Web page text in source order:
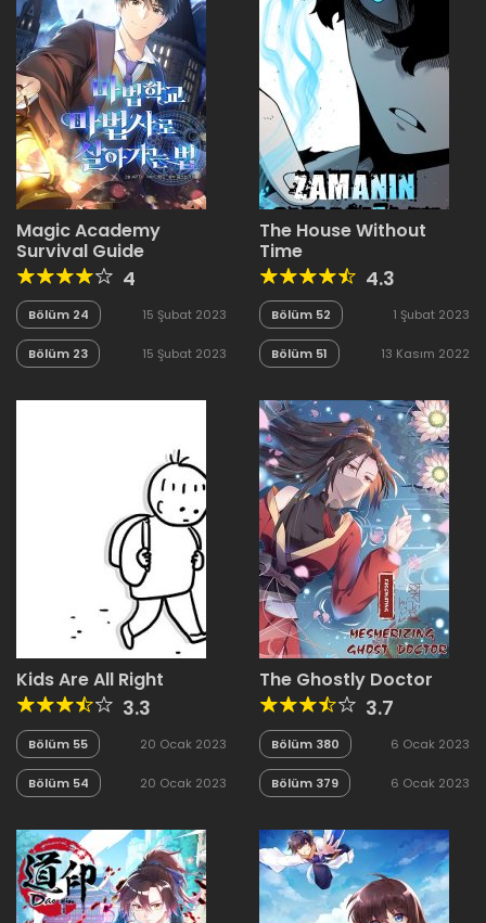
Magic Academy
Survival Guide
4
Bölüm 24 15 Şubat 2023
Bölüm 23 15 Şubat 2023
The House Without
Time
4.3
Bölüm 52 1 Şubat 2023
Bölüm 51 13 Kasım 2022
Kids Are All Right
3.3
Bölüm 55 20 Ocak 2023
Bölüm 54 20 Ocak 2023
The Ghostly Doctor
3.7
Bölüm 380 6 Ocak 2023
Bölüm 379 6 Ocak 2023